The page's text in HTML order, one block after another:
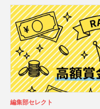
編集部セレクト